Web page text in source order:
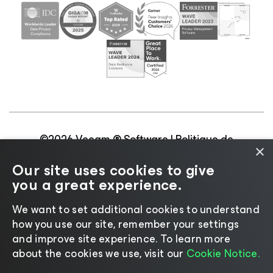
©2026 Veeam ® Software |Politique de
|
Secteur juridique|Politique de licences
Ressources pour les fournisseurs
Changer de langue
×
Our site uses cookies to give
you a great experience.
We want to set additional cookies to understand
how you use our site, remember your settings
and improve site experience. ​To learn more
about the cookies we use, visit our Cookie Notice.